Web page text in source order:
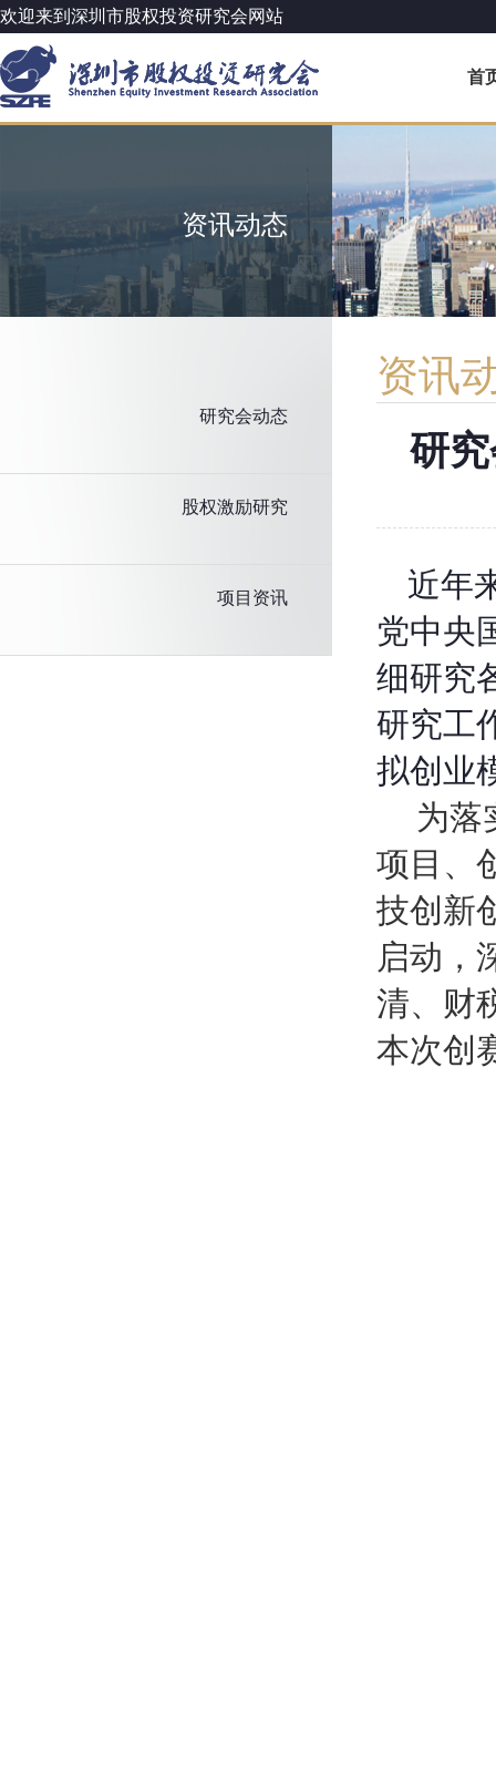
欢迎来到深圳市股权投资研究会网站
首
资讯动态
研究会动态
股权激励研究
项目资讯
资讯
研
近年
党中央
细研究
研究工
拟创业
为落
项目、
技创新
启动，
清、财
本次创